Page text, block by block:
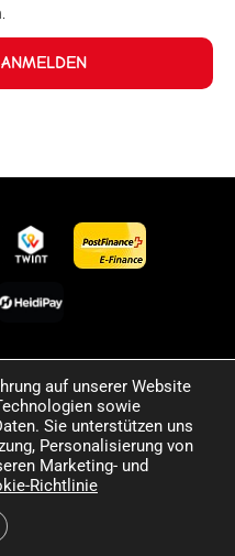
Website angegebenen
und können
behalten uns das Recht
Für die Richtigkeit
Informationen
Haftung.
auf unserer Website
sowie
Sie unterstützen uns
Personalisierung von
Marketing- und
Richtlinie